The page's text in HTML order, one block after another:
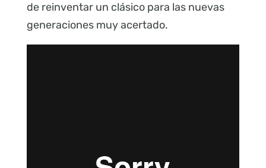
de reinventar un clásico para las nuevas
generaciones muy acertado.